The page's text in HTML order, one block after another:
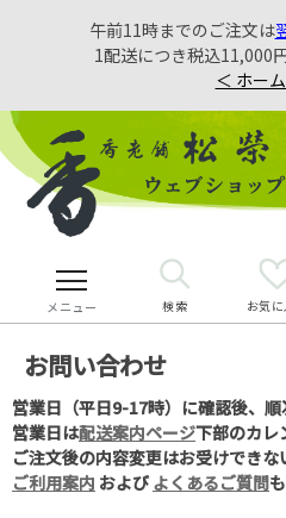
午前11時までのご注文は
1配送につき税込11,000
＜ ホー
メニュー 検索 お気に
お問い合わせ
営業日（平日9-17時）に確認後、順
営業日は配送案内ページ下部のカレ
ご注文後の内容変更はお受けできな
ご利用案内 および よくあるご質問